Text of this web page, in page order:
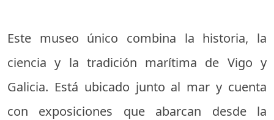
Este museo único combina la historia, la
ciencia y la tradición marítima de Vigo y
Galicia. Está ubicado junto al mar y cuenta
con exposiciones que abarcan desde la